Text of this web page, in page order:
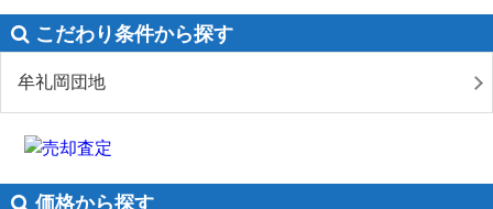
こだわり条件から探す
牟礼岡団地
価格から探す